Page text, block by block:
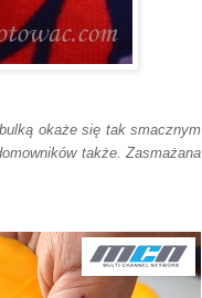
okaże się tak smacznym
także. Zasmażana